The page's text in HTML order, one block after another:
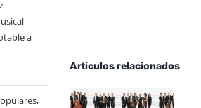
a
Artículos relacionados